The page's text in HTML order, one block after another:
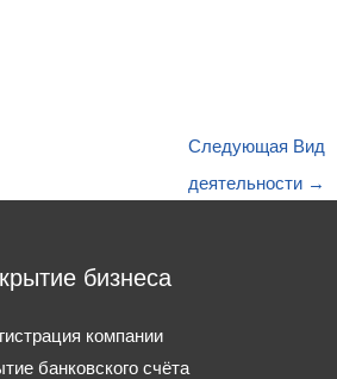
Следующая Вид
деятельности →
бизнеса
компании
банковского счёта